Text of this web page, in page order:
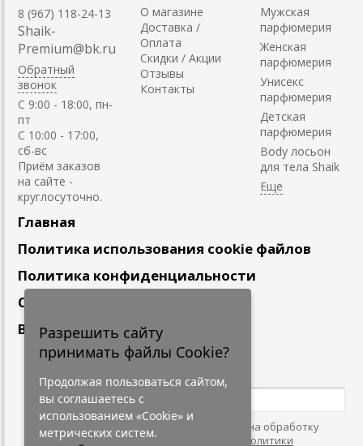
8 (967) 118-24-13
Shaik-
Premium@bk.ru
Обратный
звонок
C 9:00 - 18:00, пн-
пт
С 10:00 - 17:00,
сб-вс
Приём заказов
на сайте -
круглосуточно.
О магазине
Доставка /
Оплата
Скидки / Акции
Отзывы
Контакты
Мужская
парфюмерия
Женская
парфюмерия
Унисекс
парфюмерия
Детская
парфюмерия
Body лосьон
для тела Shaik
Главная
Политика использования cookie файлов
Политика конфиденциальности
Сотрудничество
Вакансии
Подпишитесь
Нажимая на кнопку, я даю согласие на обработку
персональных данных. С условиями
"Политики
Разрешить сайту
принимать файлы Cookie?
Продолжая пользоваться сайтом,
вы соглашаетесь с
использованием «Cookie» и
метрических систем.